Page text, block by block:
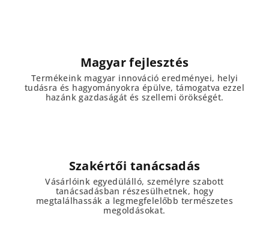
Magyar fejlesztés
Termékeink magyar innováció eredményei, helyi
tudásra és hagyományokra épülve, támogatva ezzel
hazánk gazdaságát és szellemi örökségét.
Szakértői tanácsadás
Vásárlóink egyedülálló, személyre szabott
tanácsadásban részesülhetnek, hogy
megtalálhassák a legmegfelelőbb természetes
megoldásokat.